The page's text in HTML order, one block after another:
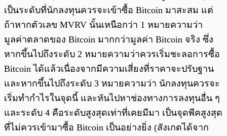
เป็นระดับที่นักลงทุนควรจะเข้าซื้อ Bitcoin มาสะสม แต่
ถ้าหากตัวเลข MVRV นั้นเหนือกว่า 1 หมายความว่า
มูลค่าตลาดของ Bitcoin มากกว่ามูลค่า Bitcoin จริง ซึ่ง
หากขึ้นไปถึงระดับ 2 หมายความว่าควรเริ่มชะลอการซื้อ
Bitcoin ได้แล้วเนื่องจากมีความเสี่ยงที่ราคาจะปรับฐาน
และหากขึ้นไปถึงระดับ 3 หมายความว่า นักลงทุนควรจะ
เริ่มทำกำไรในจุดนี้ และหันไปหาช่องทางการลงทุนอื่น ๆ
และระดับ 4 คือระดับสูงสุดเท่าที่เคยมีมา เป็นจุดพีคสูงสุด
ที่ไม่ควรเข้ามาซื้อ Bitcoin เป็นอย่างยิ่ง (สังเกตได้จาก